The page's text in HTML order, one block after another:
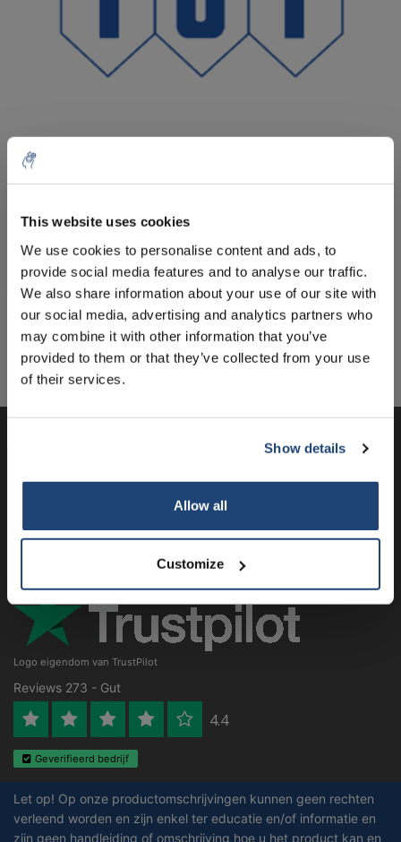
This website uses cookies
We use cookies to personalise content and ads, to
provide social media features and to analyse our traffic.
We also share information about your use of our site with
our social media, advertising and analytics partners who
may combine it with other information that you’ve
provided to them or that they’ve collected from your use
of their services.
Show details
Allow all
Customize
×
Passt auf! Dieses Produkt wird nicht an
Privatpersonen geliefert, daher ist eine
Endbenutzererklärung erforderlich!
Endbenutzererklärung
1 Stück exkl. MwSt.
€25,05
Inkl. MwSt.
Zum Warenkorb hinzufügen
Informationen
Mein Konto
Logo eigendom van TrustPilot
Reviews 273 - Gut
4.4
Geverifieerd bedrijf
Let op! Op onze productomschrijvingen kunnen geen rechten
verleend worden en zijn enkel ter educatie en/of informatie en
zijn geen handleiding of omschrijving hoe u het product kan en